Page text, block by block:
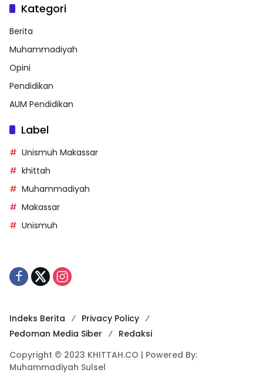
Kategori
Berita
Muhammadiyah
Opini
Pendidikan
AUM Pendidikan
Label
Unismuh Makassar
khittah
Muhammadiyah
Makassar
Unismuh
Indeks Berita
Privacy Policy
Pedoman Media Siber
Redaksi
Copyright © 2023 KHITTAH.CO | Powered By:
Muhammadiyah Sulsel